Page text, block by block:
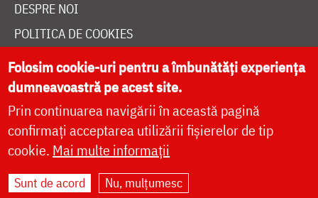
DESPRE NOI
POLITICA DE COOKIES
DONEAZĂ ONLINE PENTRU CATEDRALA NAȚIONALĂ
LIVE
Site dezvoltat deDOXOLOGIA MEDIA
Folosim cookie-uri pentru a îmbunătăți experiența
dumneavoastră pe acest site.
Prin continuarea navigării în această pagină
confirmați acceptarea utilizării fișierelor de tip
cookie. Mai multe informații
Sunt de acord Nu, mulțumesc